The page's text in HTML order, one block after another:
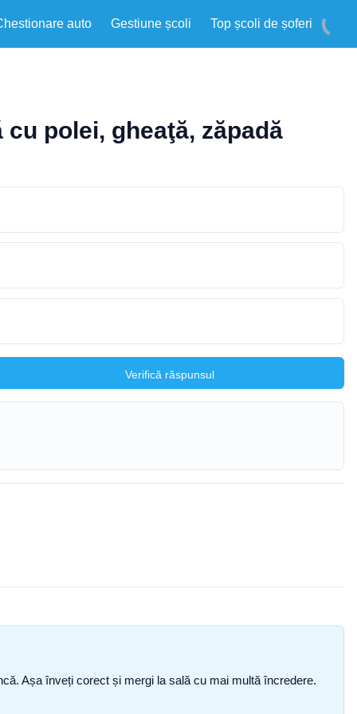
auto Gestiune școli Top școli de șoferi
polei, gheaţă, zăpadă
Verifică răspunsul
Așa înveți corect și mergi la sală cu mai multă încredere.